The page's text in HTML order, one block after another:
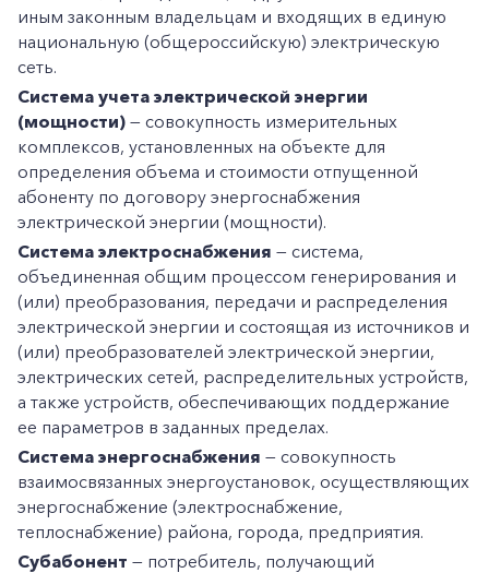
иным законным владельцам и входящих в единую
национальную (общероссийскую) электрическую
сеть.
Система учета электрической энергии
(мощности) — совокупность измерительных
комплексов, установленных на объекте для
определения объема и стоимости отпущенной
абоненту по договору энергоснабжения
электрической энергии (мощности).
Система электроснабжения — система,
объединенная общим процессом генерирования и
(или) преобразования, передачи и распределения
электрической энергии и состоящая из источников и
(или) преобразователей электрической энергии,
электрических сетей, распределительных устройств,
а также устройств, обеспечивающих поддержание
ее параметров в заданных пределах.
Система энергоснабжения — совокупность
взаимосвязанных энергоустановок, осуществляющих
энергоснабжение (электроснабжение,
теплоснабжение) района, города, предприятия.
Субабонент — потребитель, получающий